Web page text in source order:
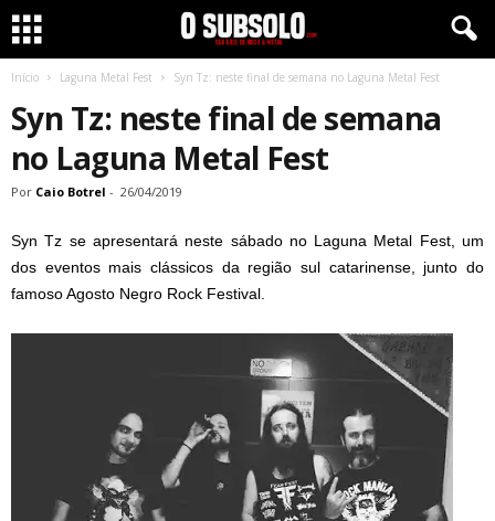
Início Laguna Metal Fest Syn Tz: neste final de semana no Laguna Metal Fest
Syn Tz: neste final de semana
no Laguna Metal Fest
Por Caio Botrel - 26/04/2019
Syn Tz se apresentará neste sábado no Laguna Metal Fest, um
dos eventos mais clássicos da região sul catarinense, junto do
famoso Agosto Negro Rock Festival.